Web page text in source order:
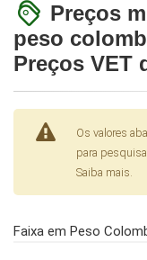
Preços
peso
Preços VET
Os valores
para
Saiba mais.
Faixa em Peso